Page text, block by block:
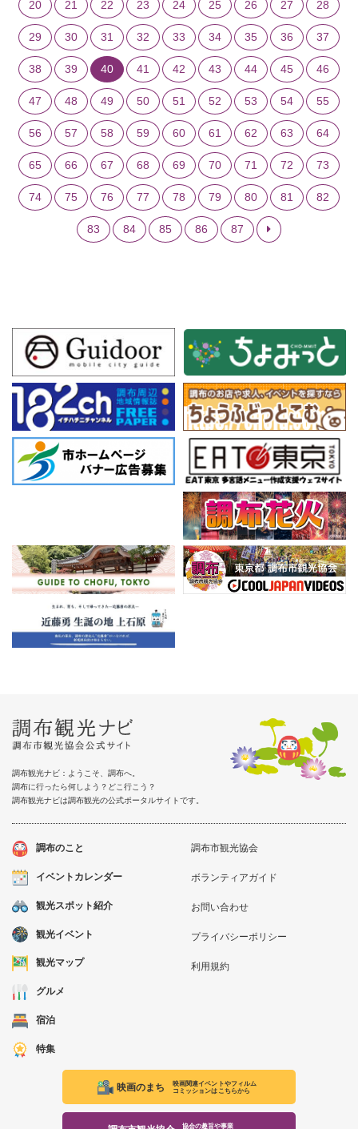
20 21 22 23 24 25 26 27 28
29 30 31 32 33 34 35 36 37
38 39 40 41 42 43 44 45 46
47 48 49 50 51 52 53 54 55
56 57 58 59 60 61 62 63 64
65 66 67 68 69 70 71 72 73
74 75 76 77 78 79 80 81 82
83 84 85 86 87
調布観光ナビ：ようこそ、調布へ。
調布に行ったら何しよう？どこ行こう？
調布観光ナビは調布観光の公式ポータルサイトです。
調布のこと
イベントカレンダー
観光スポット紹介
観光イベント
観光マップ
グルメ
宿泊
特集
調布市観光協会
ボランティアガイド
お問い合わせ
プライバシーポリシー
利用規約
映画のまち
映画関連イベントやフィルム
コミッションはこちらから
協会の趣旨や事業